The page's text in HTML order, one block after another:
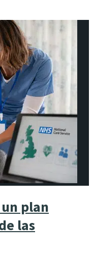
plan
las